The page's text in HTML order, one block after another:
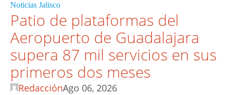
Noticias Jalisco
Patio de plataformas del
Aeropuerto de Guadalajara
supera 87 mil servicios en sus
primeros dos meses
RedacciónAgo 06, 2026